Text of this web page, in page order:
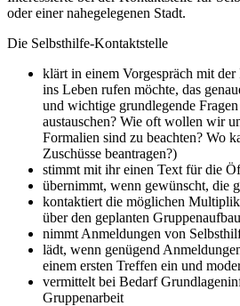
oder einer nahegelegenen Stadt.
Die Selbsthilfe-Kontaktstelle
klärt in einem Vorgespräch mit der
ins Leben rufen möchte, das
und wichtige grundlegende
austauschen? Wie oft wollen wir
Formalien sind zu beachten? Wo
Zuschüsse beantragen?)
stimmt mit ihr einen Text für die
übernimmt, wenn gewünscht, die
kontaktiert die möglichen
über den geplanten
nimmt Anmeldungen von
lädt, wenn genügend
einem ersten Treffen ein und
vermittelt bei Bedarf
Gruppenarbeit